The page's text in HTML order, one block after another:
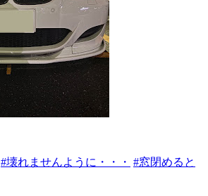
#壊れませんように・・・ #窓閉めると